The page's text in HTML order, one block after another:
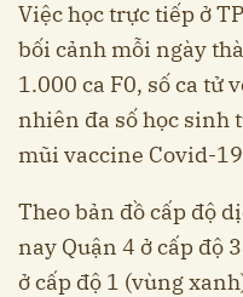
Việc học trực tiếp ở
bối cảnh mỗi ngày
1.000 ca F0, số ca tử
nhiên đa số học sinh
mũi vaccine Covid-
Theo bản đồ cấp độ
nay Quận 4 ở cấp độ
ở cấp độ 1 (vùng